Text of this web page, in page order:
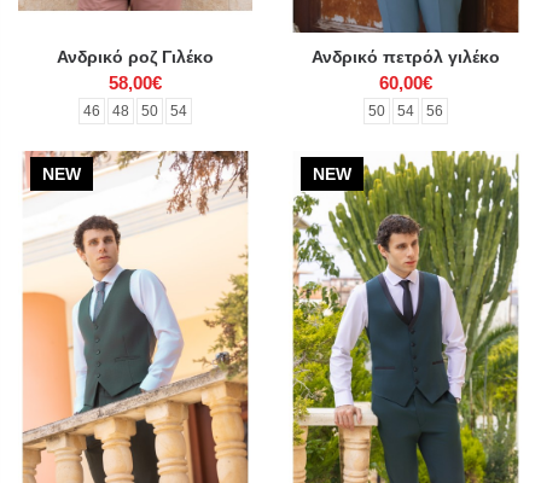
Ανδρικό ροζ Γιλέκο
58,00€
46 48 50 54
Ανδρικό πετρόλ γιλέκο
60,00€
50 54 56
NEW NEW